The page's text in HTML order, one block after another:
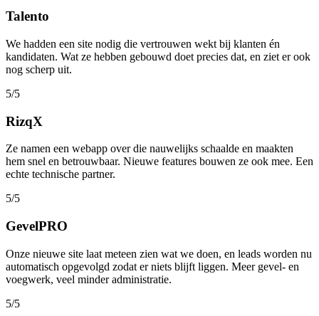
Talento
We hadden een site nodig die vertrouwen wekt bij klanten én
kandidaten. Wat ze hebben gebouwd doet precies dat, en ziet er ook
nog scherp uit.
5/5
RizqX
Ze namen een webapp over die nauwelijks schaalde en maakten
hem snel en betrouwbaar. Nieuwe features bouwen ze ook mee. Een
echte technische partner.
5/5
GevelPRO
Onze nieuwe site laat meteen zien wat we doen, en leads worden nu
automatisch opgevolgd zodat er niets blijft liggen. Meer gevel- en
voegwerk, veel minder administratie.
5/5